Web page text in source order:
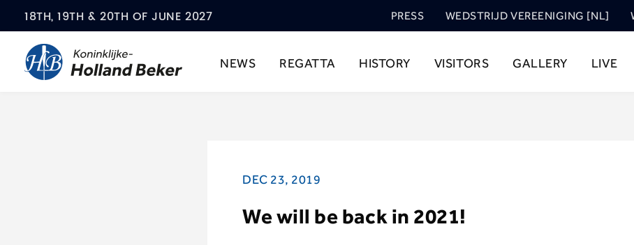
18TH, 19TH & 20TH OF JUNE 2027 PRESS WEDSTRIJD VEREENIGING [NL]
NEWS REGATTA HISTORY VISITORS GALLERY LIVE
DEC 23, 2019
We will be back in 2021!